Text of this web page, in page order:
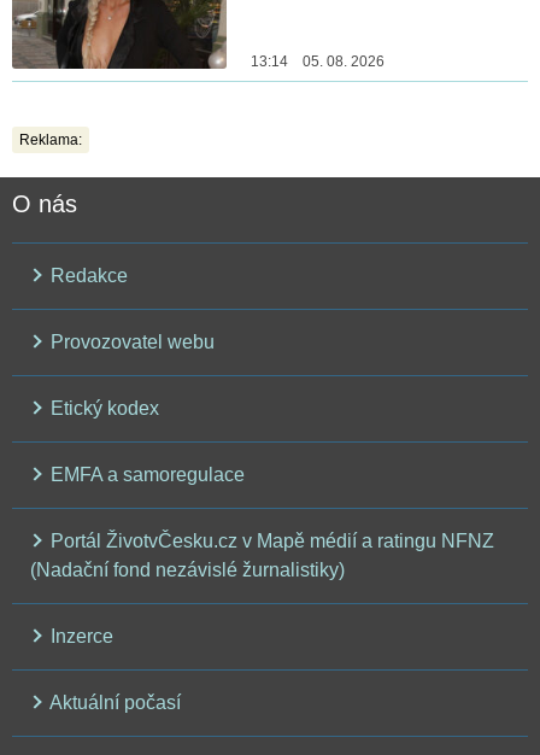
13:14 05. 08. 2026
Reklama:
O nás
Redakce
Provozovatel webu
Etický kodex
EMFA a samoregulace
Portál ŽivotvČesku.cz v Mapě médií a ratingu NFNZ
(Nadační fond nezávislé žurnalistiky)
Inzerce
Aktuální počasí